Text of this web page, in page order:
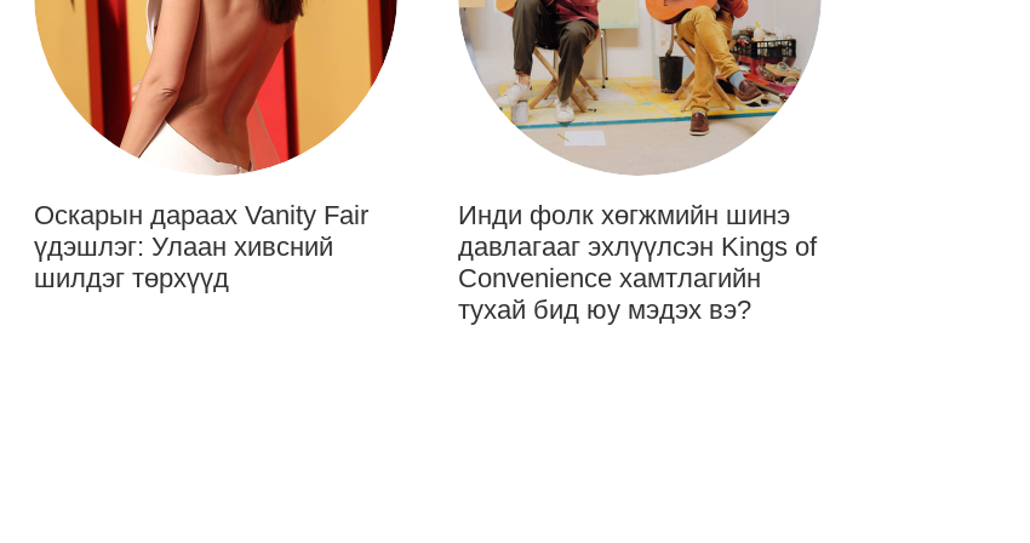
Оскарын дараах Vanity Fair
үдэшлэг: Улаан хивсний
шилдэг төрхүүд
Инди фолк хөгжмийн шинэ
давлагааг эхлүүлсэн Kings of
Convenience хамтлагийн
тухай бид юу мэдэх вэ?